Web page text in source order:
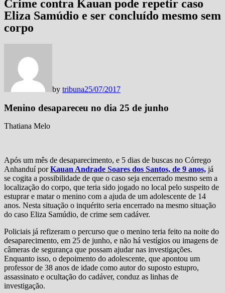
Crime contra Kauan pode repetir caso
Eliza Samúdio e ser concluído mesmo sem
corpo
by tribuna25/07/2017
Menino desapareceu no dia 25 de junho
Thatiana Melo
Após um mês de desaparecimento, e 5 dias de buscas no Córrego
Anhanduí porKauan Andrade Soares dos Santos, de 9 anos, já
se cogita a possibilidade de que o caso seja encerrado mesmo sem a
localização do corpo, que teria sido jogado no local pelo suspeito de
estuprar e matar o menino com a ajuda de um adolescente de 14
anos. Nesta situação o inquérito seria encerrado na mesmo situação
do caso Eliza Samúdio, de crime sem cadáver.
Policiais já refizeram o percurso que o menino teria feito na noite do
desaparecimento, em 25 de junho, e não há vestígios ou imagens de
câmeras de segurança que possam ajudar nas investigações.
Enquanto isso, o depoimento do adolescente, que apontou um
professor de 38 anos de idade como autor do suposto estupro,
assassinato e ocultação do cadáver, conduz as linhas de
investigação.